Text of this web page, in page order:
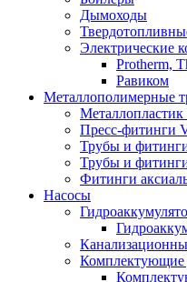
Дымоходы
Электрические
Protherm,
Равиком
Металлополимерные
Пресс-фитинги
Трубы и
Трубы и
Фитинги
Насосы
Комплектующие